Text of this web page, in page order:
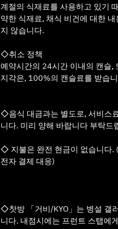
계절의 식재료를 사용하고 있기
약한 식재료, 채식 비건에 대한
지 않습니다.
◇취소 정책
예약시간의 24시간 이내의 캔슬,
지각은, 100%의 캔슬료를 받습
◇음식 대금과는 별도로, 서비스
니다. 미리 양해 바랍니다 부탁드
◇ 지불은 완전 현금이 없습니다.
전자 결제 대응)
◇찻방 「거비/KYO」는 병설 갤
니다. 내점시에는 프런트 스탭에